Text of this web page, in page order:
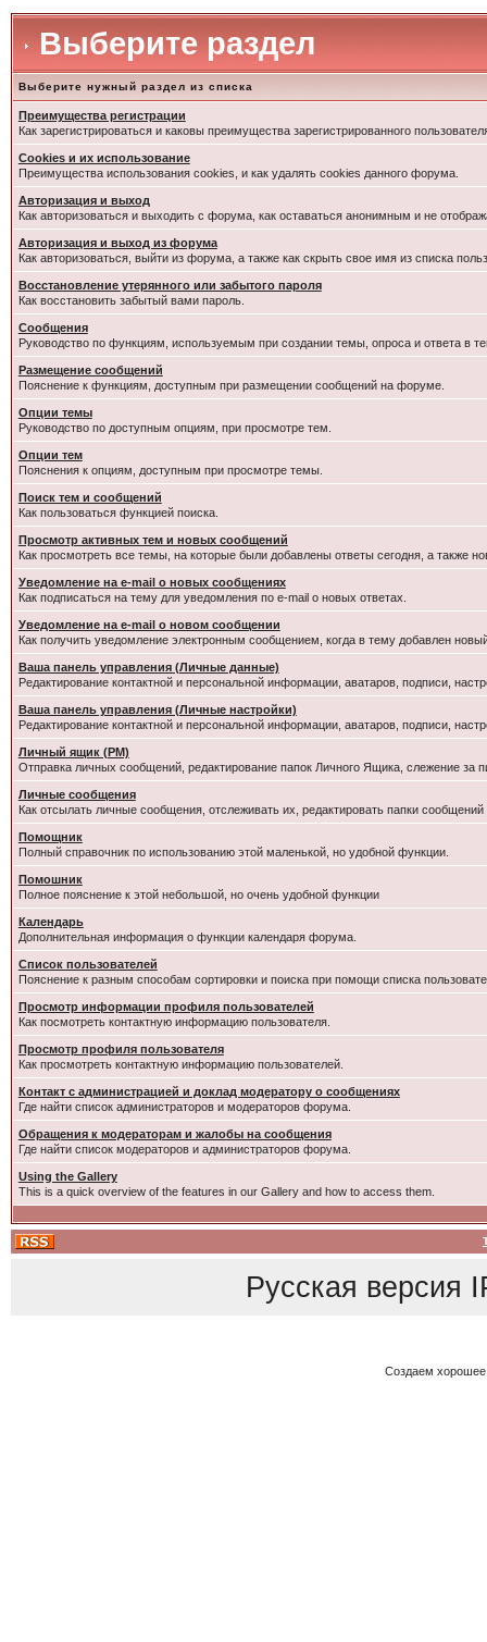
Выберите раздел
Выберите нужный раздел из списка
Преимущества регистрации
Как зарегистрироваться и каковы преимущества зарегистрированного
Cookies и их использование
Преимущества использования cookies, и как удалять cookies данного форума.
Авторизация и выход
Как авторизоваться и выходить с форума, как оставаться анонимным и не
Авторизация и выход из форума
Как авторизоваться, выйти из форума, а также как скрыть свое имя из списка
Восстановление утерянного или забытого пароля
Как восстановить забытый вами пароль.
Сообщения
Руководство по функциям, используемым при создании темы, опроса и ответа в
Размещение сообщений
Пояснение к функциям, доступным при размещении сообщений на форуме.
Опции темы
Руководство по доступным опциям, при просмотре тем.
Опции тем
Пояснения к опциям, доступным при просмотре темы.
Поиск тем и сообщений
Как пользоваться функцией поиска.
Просмотр активных тем и новых сообщений
Как просмотреть все темы, на которые были добавлены ответы сегодня, а также
Уведомление на e-mail о новых сообщениях
Как подписаться на тему для уведомления по e-mail о новых ответах.
Уведомление на е-mail о новом сообщении
Как получить уведомление электронным сообщением, когда в тему добавлен
Ваша панель управления (Личные данные)
Редактирование контактной и персональной информации, аватаров, подписи,
Ваша панель управления (Личные настройки)
Редактирование контактной и персональной информации, аватаров, подписи,
Личный ящик (PM)
Отправка личных сообщений, редактирование папок Личного Ящика, слежение за
Личные сообщения
Как отсылать личные сообщения, отслеживать их, редактировать папки
Помощник
Полный справочник по использованию этой маленькой, но удобной функции.
Помошник
Полное пояснение к этой небольшой, но очень удобной функции
Календарь
Дополнительная информация о функции календаря форума.
Список пользователей
Пояснение к разным способам сортировки и поиска при помощи списка
Просмотр информации профиля пользователей
Как посмотреть контактную информацию пользователя.
Просмотр профиля пользователя
Как просмотреть контактную информацию пользователей.
Контакт с администрацией и доклад модератору о сообщениях
Где найти список администраторов и модераторов форума.
Обращения к модераторам и жалобы на сообщения
Где найти список модераторов и администраторов форума.
Using the Gallery
This is a quick overview of the features in our Gallery and how to access them.
Русская версия
Создаем